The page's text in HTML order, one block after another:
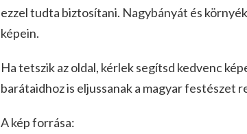
ezzel tudta biztosítani. Nagybányát és
képein.
Ha tetszik az oldal, kérlek segítsd kedvenc
barátaidhoz is eljussanak a magyar festészet
A kép forrása: